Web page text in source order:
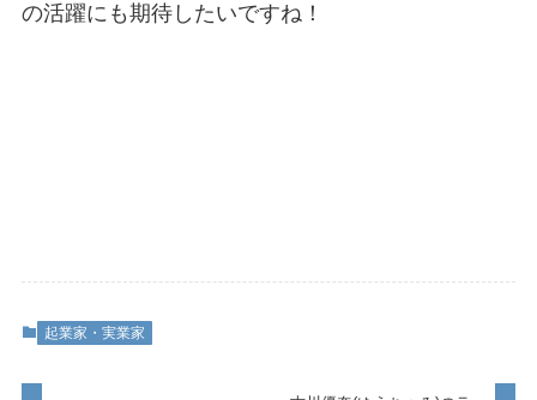
の活躍にも期待したいですね！
起業家・実業家